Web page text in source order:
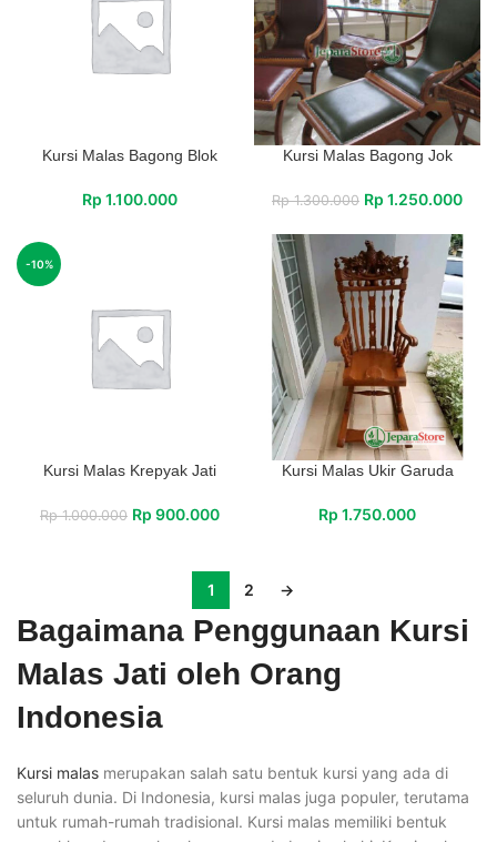
Kursi Malas Bagong Blok
Rp 1.100.000
Kursi Malas Bagong Jok
Rp1.300.000 Rp 1.250.000
-10%
Kursi Malas Krepyak Jati
Rp1.000.000 Rp 900.000
Kursi Malas Ukir Garuda
Rp 1.750.000
1 2 →
Bagaimana Penggunaan Kursi
Malas Jati oleh Orang
Indonesia
Kursi malas merupakan salah satu bentuk kursi yang ada di
seluruh dunia. Di Indonesia, kursi malas juga populer, terutama
untuk rumah-rumah tradisional. Kursi malas memiliki bentuk